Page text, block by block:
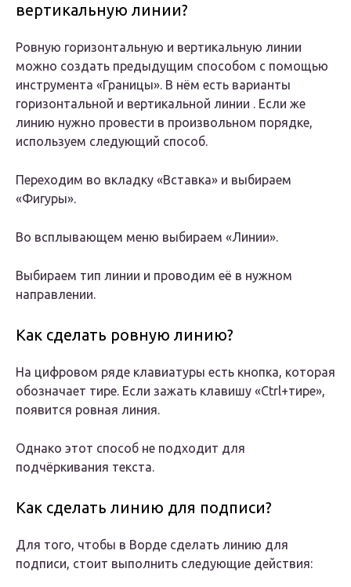
вертикальную линии?
Ровную горизонтальную и вертикальную линии
можно создать предыдущим способом с помощью
инструмента «Границы». В нём есть варианты
горизонтальной и вертикальной линии . Если же
линию нужно провести в произвольном порядке,
используем следующий способ.
Переходим во вкладку «Вставка» и выбираем
«Фигуры».
Во всплывающем меню выбираем «Линии».
Выбираем тип линии и проводим её в нужном
направлении.
Как сделать ровную линию?
На цифровом ряде клавиатуры есть кнопка, которая
обозначает тире. Если зажать клавишу «Ctrl+тире»,
появится ровная линия.
Однако этот способ не подходит для
подчёркивания текста.
Как сделать линию для подписи?
Для того, чтобы в Ворде сделать линию для
подписи, стоит выполнить следующие действия: